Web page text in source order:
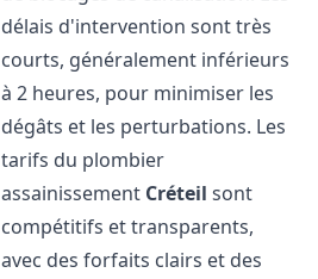
délais d'intervention sont très
courts, généralement inférieurs
à 2 heures, pour minimiser les
dégâts et les perturbations. Les
tarifs du plombier
assainissement Créteil sont
compétitifs et transparents,
avec des forfaits clairs et des